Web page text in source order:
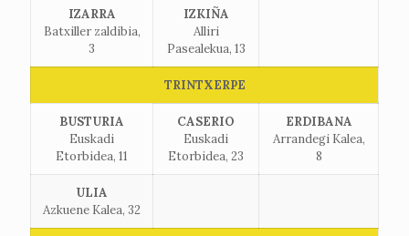
IZARRA
Batxiller zaldibia,
3
IZKIÑA
Alliri
Pasealekua, 13
TRINTXERPE
BUSTURIA
Euskadi
Etorbidea, 11
CASERIO
Euskadi
Etorbidea, 23
ERDIBANA
Arrandegi Kalea,
8
ULIA
Azkuene Kalea, 32